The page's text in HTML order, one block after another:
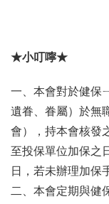
★小叮嚀★
一、本會對於健保
遺眷、眷屬）於無
會），持本會核發
至投保單位加保之
日，若未辦理加保
二、本會定期與健